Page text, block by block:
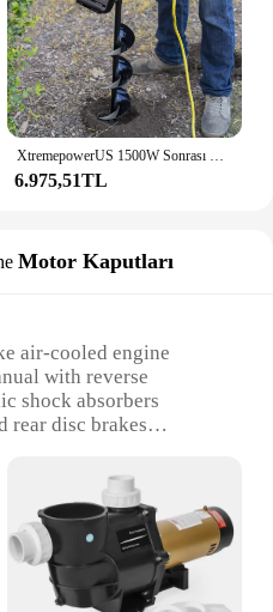
6.975,51TL
Motor Kaputları
air-cooled engine
with reverse
shock absorbers
rear disc brakes
lbs (68 kg)
(4.5 liters)